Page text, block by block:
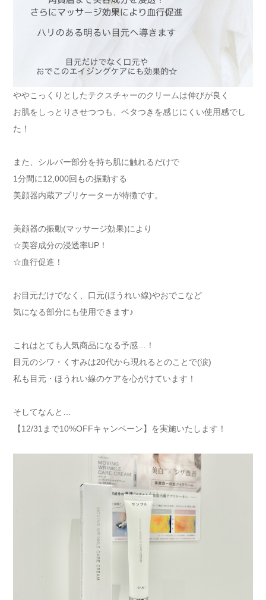
ややこっくりとしたテクスチャーのクリームは伸びが良く
お肌をしっとりさせつつも、ベタつきを感じにくい使用感でし
た！
また、シルバー部分を持ち肌に触れるだけで
1分間に12,000回もの振動する
美顔器内蔵アプリケーターが特徴です。
美顔器の振動(マッサージ効果)により
☆美容成分の浸透率UP！
☆血行促進！
お目元だけでなく、口元(ほうれい線)やおでこなど
気になる部分にも使用できます♪
これはとても人気商品になる予感…！
目元のシワ・くすみは20代から現れるとのことで(涙)
私も目元・ほうれい線のケアを心がけています！
そしてなんと…
【12/31まで10%OFFキャンペーン】を実施いたします！